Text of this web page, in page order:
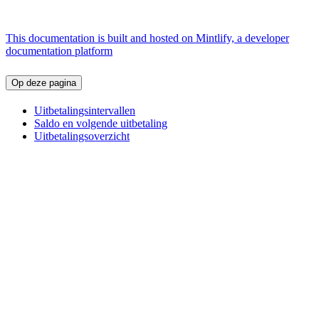
This documentation is built and hosted on Mintlify, a developer
documentation platform
Op deze pagina
Uitbetalingsintervallen
Saldo en volgende uitbetaling
Uitbetalingsoverzicht